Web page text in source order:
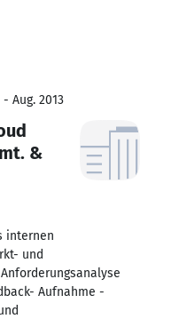
Aug. 2013
&
internen
und
Aufnahme -